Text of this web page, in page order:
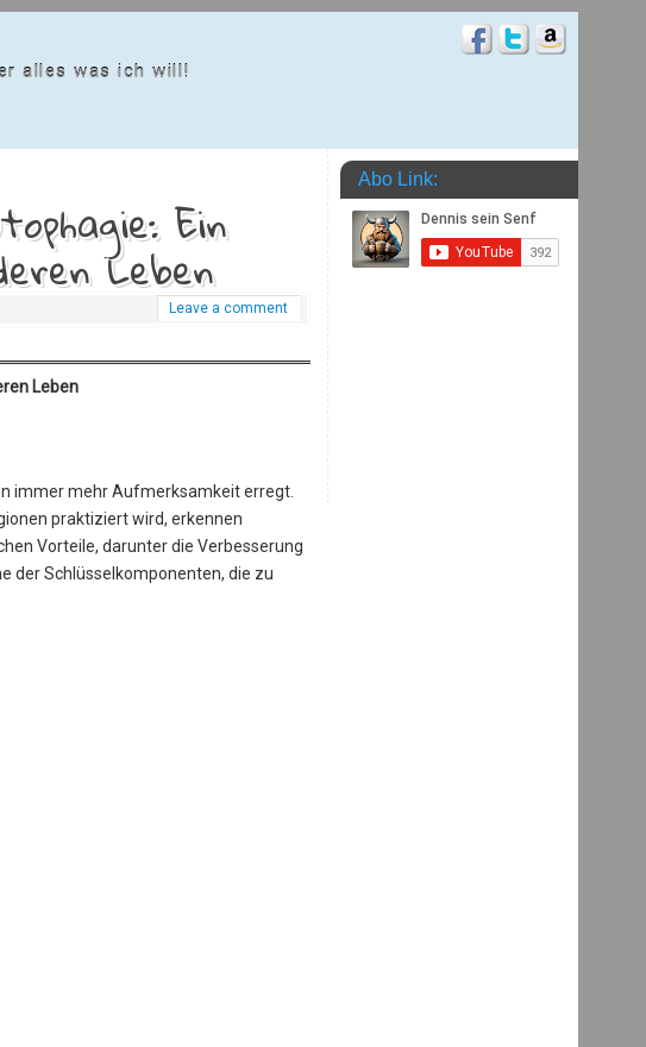
alles was ich will!
Ein
Leben
Leave a comment
Leben
immer mehr Aufmerksamkeit erregt.
praktiziert wird, erkennen
Vorteile, darunter die Verbesserung
der Schlüsselkomponenten, die zu
Abo Link: